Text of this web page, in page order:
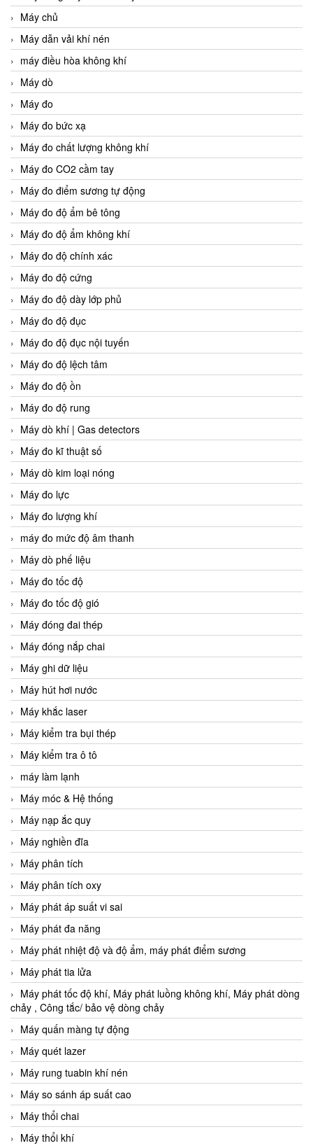
Máy chủ
Máy dẫn vải khí nén
máy điều hòa không khí
Máy dò
Máy đo
Máy đo bức xạ
Máy đo chất lượng không khí
Máy đo CO2 cầm tay
Máy đo điểm sương tự động
Máy đo độ ẩm bê tông
Máy đo độ ẩm không khí
Máy đo độ chính xác
Máy đo độ cứng
Máy đo độ dày lớp phủ
Máy đo độ đục
Máy đo độ đục nội tuyến
Máy đo độ lệch tâm
Máy đo độ ồn
Máy đo độ rung
Máy dò khí | Gas detectors
Máy đo kĩ thuật số
Máy dò kim loại nóng
Máy đo lực
Máy đo lượng khí
máy đo mức độ âm thanh
Máy dò phế liệu
Máy đo tốc độ
Máy đo tốc độ gió
Máy đóng đai thép
Máy đóng nắp chai
Máy ghi dữ liệu
Máy hút hơi nước
Máy khắc laser
Máy kiểm tra bụi thép
Máy kiểm tra ô tô
máy làm lạnh
Máy móc & Hệ thống
Máy nạp ắc quy
Máy nghiền đĩa
Máy phân tích
Máy phân tích oxy
Máy phát áp suất vi sai
Máy phát đa năng
Máy phát nhiệt độ và độ ẩm, máy phát điểm sương
Máy phát tia lửa
Máy phát tốc độ khí, Máy phát luồng không khí, Máy phát dòng
chảy , Công tắc/ bảo vệ dòng chảy
Máy quấn màng tự động
Máy quét lazer
Máy rung tuabin khí nén
Máy so sánh áp suất cao
Máy thổi chai
Máy thổi khí